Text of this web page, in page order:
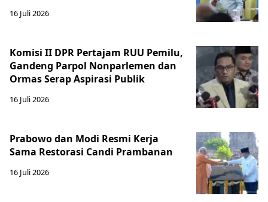
16 Juli 2026
Komisi II DPR Pertajam RUU Pemilu,
Gandeng Parpol Nonparlemen dan
Ormas Serap Aspirasi Publik
16 Juli 2026
Prabowo dan Modi Resmi Kerja
Sama Restorasi Candi Prambanan
16 Juli 2026